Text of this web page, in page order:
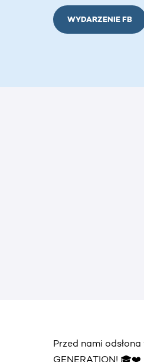
WYDARZENIE FB
Przed nami
GENERATION! 🎓❤️